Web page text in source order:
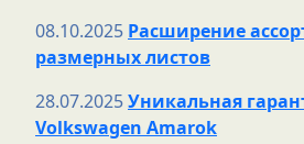
08.10.2025 Расширение
размерных листов
28.07.2025Уникальная
Volkswagen Amarok